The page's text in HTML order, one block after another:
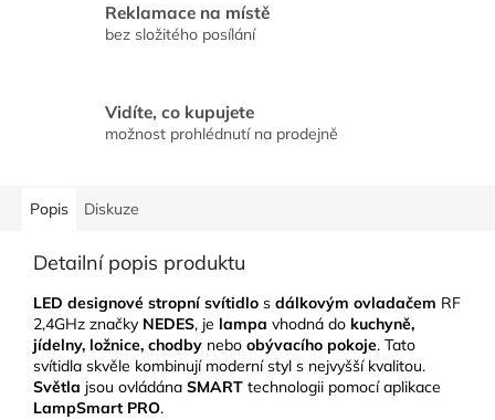
Reklamace na místě
bez složitého posílání
Vidíte, co kupujete
možnost prohlédnutí na prodejně
Popis Diskuze
Detailní popis produktu
LED designové stropní svítidlo s dálkovým ovladačem RF
2,4GHz značky NEDES, je lampa vhodná do kuchyně,
jídelny, ložnice, chodby nebo obývacího pokoje. Tato
svítidla skvěle kombinují moderní styl s nejvyšší kvalitou.
Světla jsou ovládána SMART technologii pomocí aplikace
LampSmart PRO.